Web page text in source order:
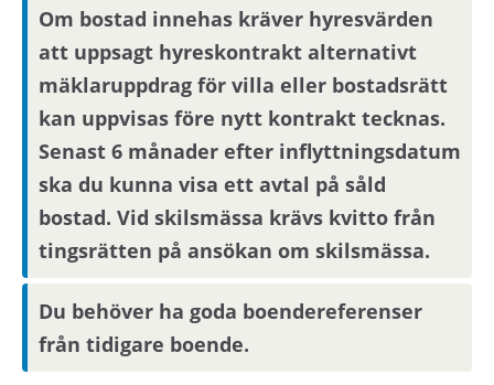
boendereferenser om dig till den nya
hyresvärden.
Om området
Bostaden är belägen i Visättra och befinner sig
ett stenkast ifrån Visättra centrum du bland
annat når pendeltågstation, bussterminal,
närliggande butiker samt visättra sportcenter.
Det är nära till natur och köpcentrum. Det finns
förskolor, skola och ett lokalt centrum.
Om bostad innehas kräver hyresvärden
att uppsagt hyreskontrakt alternativt
mäklaruppdrag för villa eller bostadsrätt
kan uppvisas före nytt kontrakt tecknas.
Senast 6 månader efter inflyttningsdatum
ska du kunna visa ett avtal på såld
bostad. Vid skilsmässa krävs kvitto från
tingsrätten på ansökan om skilsmässa.
Du behöver ha goda boendereferenser
från tidigare boende.